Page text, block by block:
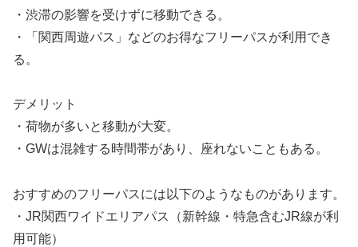
・渋滞の影響を受けずに移動できる。
・「関西周遊パス」などのお得なフリーパスが利用でき
る。
デメリット
・荷物が多いと移動が大変。
・GWは混雑する時間帯があり、座れないこともある。
おすすめのフリーパスには以下のようなものがあります。
・JR関西ワイドエリアパス（新幹線・特急含むJR線が利
用可能）